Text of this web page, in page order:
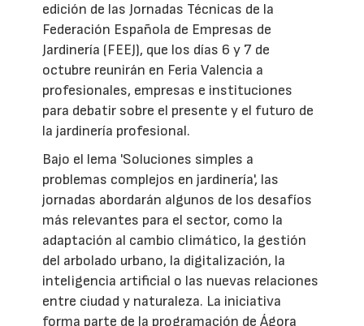
edición de las Jornadas Técnicas de la
Federación Española de Empresas de
Jardinería (FEEJ), que los días 6 y 7 de
octubre reunirán en Feria Valencia a
profesionales, empresas e instituciones
para debatir sobre el presente y el futuro de
la jardinería profesional.
Bajo el lema 'Soluciones simples a
problemas complejos en jardinería', las
jornadas abordarán algunos de los desafíos
más relevantes para el sector, como la
adaptación al cambio climático, la gestión
del arbolado urbano, la digitalización, la
inteligencia artificial o las nuevas relaciones
entre ciudad y naturaleza. La iniciativa
forma parte de la programación de Ágora